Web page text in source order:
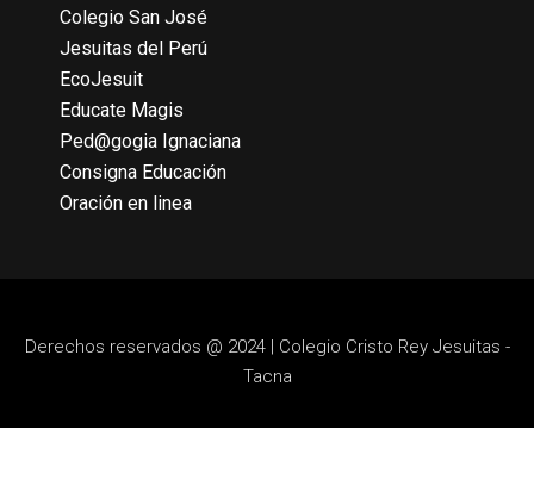
Colegio San José
Jesuitas del Perú
EcoJesuit
Educate Magis
Ped@gogia Ignaciana
Consigna Educación
Oración en linea
Derechos reservados @ 2024 | Colegio Cristo Rey Jesuitas -
Tacna